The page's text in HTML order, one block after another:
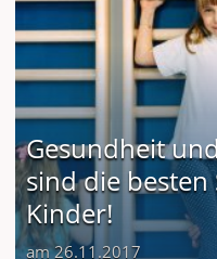
Gesundheit
sind die
Kinder!
am 26.11.2017